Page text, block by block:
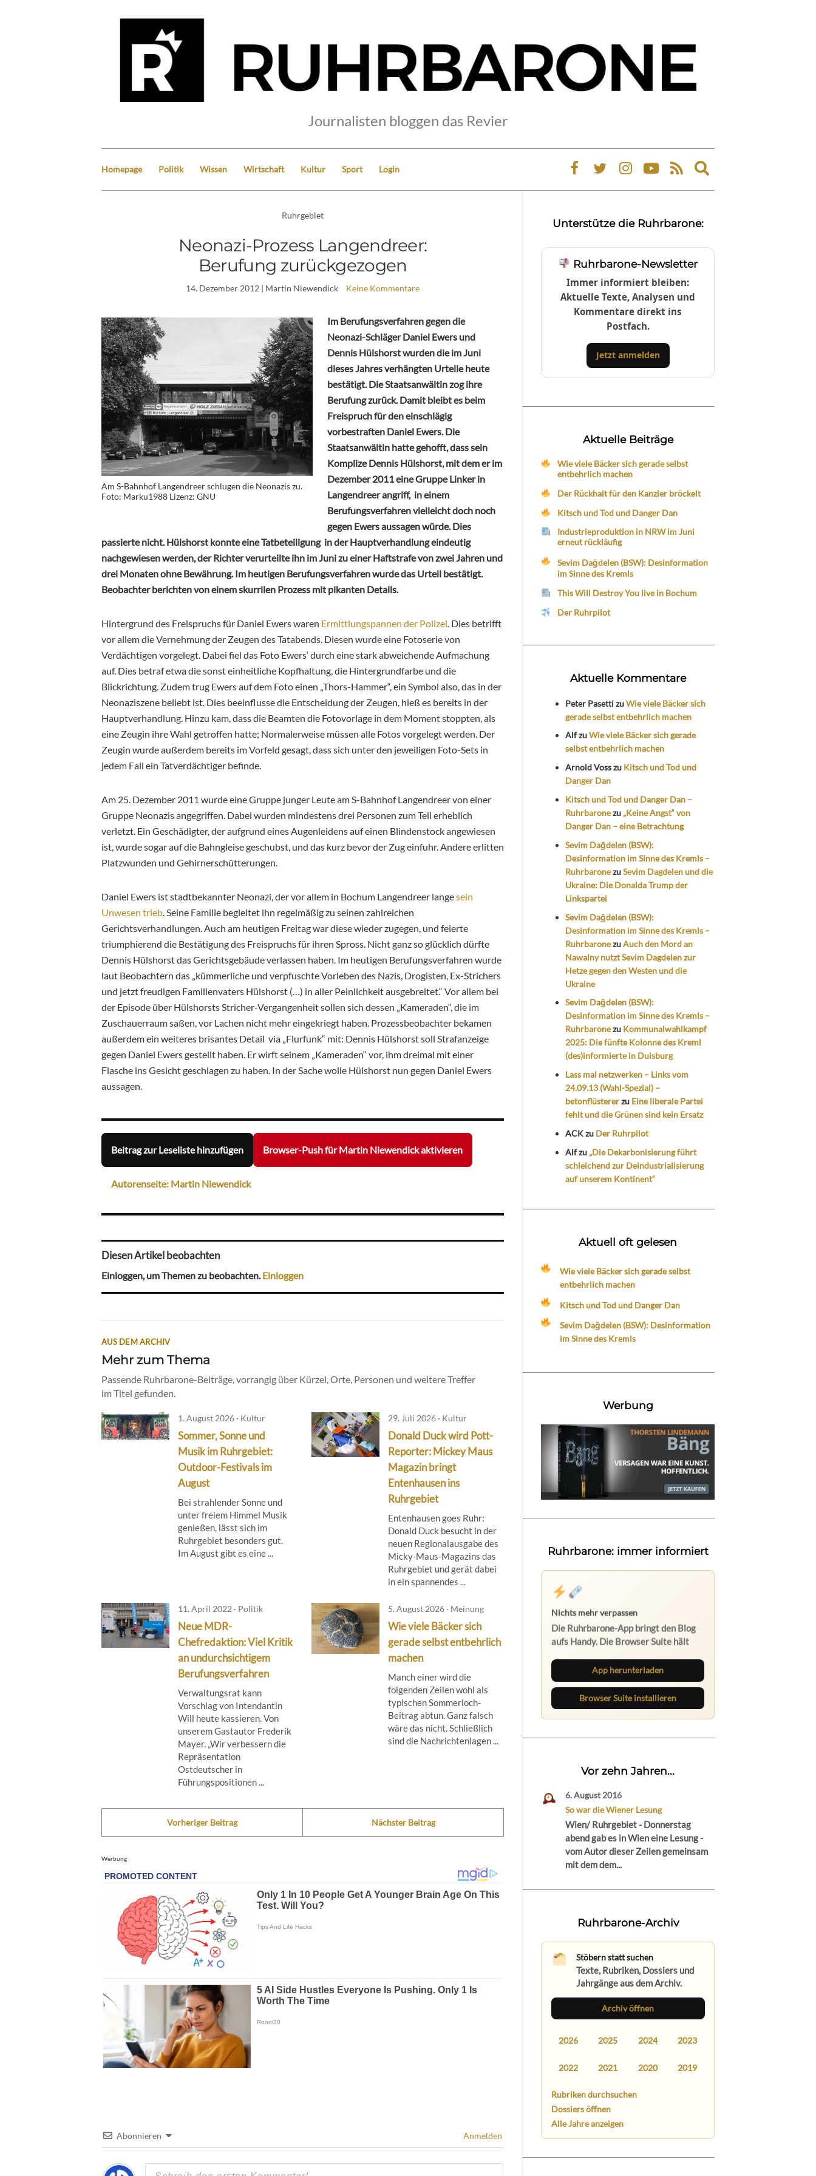
Journalisten bloggen das Revier
Homepage Politik Wissen Wirtschaft Kultur Sport Login
Expand
search
Ruhrgebiet
Neonazi-Prozess Langendreer:
Berufung zurückgezogen
14. Dezember 2012 | Martin Niewendick Keine Kommentare
Am S-Bahnhof Langendreer schlugen die Neonazis zu.
Foto: Marku1988 Lizenz: GNU
Im Berufungsverfahren gegen die
Neonazi-Schläger Daniel Ewers und
Dennis Hülshorst wurden die im Juni
dieses Jahres verhängten Urteile heute
bestätigt. Die Staatsanwältin zog ihre
Berufung zurück. Damit bleibt es beim
Freispruch für den einschlägig
vorbestraften Daniel Ewers. Die
Staatsanwältin hatte gehofft, dass sein
Komplize Dennis Hülshorst, mit dem er im
Dezember 2011 eine Gruppe Linker in
Langendreer angriff, in einem
Berufungsverfahren vielleicht doch noch
gegen Ewers aussagen würde. Dies
passierte nicht. Hülshorst konnte eine Tatbeteiligung in der Hauptverhandlung eindeutig
nachgewiesen werden, der Richter verurteilte ihn im Juni zu einer Haftstrafe von zwei Jahren und
drei Monaten ohne Bewährung. Im heutigen Berufungsverfahren wurde das Urteil bestätigt.
Beobachter berichten von einem skurrilen Prozess mit pikanten Details.
Hintergrund des Freispruchs für Daniel Ewers waren Ermittlungspannen der Polizei . Dies betrifft
vor allem die Vernehmung der Zeugen des Tatabends. Diesen wurde eine Fotoserie von
Verdächtigen vorgelegt. Dabei fiel das Foto Ewers‘ durch eine stark abweichende Aufmachung
auf. Dies betraf etwa die sonst einheitliche Kopfhaltung, die Hintergrundfarbe und die
Blickrichtung. Zudem trug Ewers auf dem Foto einen „Thors-Hammer“, ein Symbol also, das in der
Neonaziszene beliebt ist. Dies beeinflusse die Entscheidung der Zeugen, hieß es bereits in der
Hauptverhandlung. Hinzu kam, dass die Beamten die Fotovorlage in dem Moment stoppten, als
eine Zeugin ihre Wahl getroffen hatte; Normalerweise müssen alle Fotos vorgelegt werden. Der
Zeugin wurde außerdem bereits im Vorfeld gesagt, dass sich unter den jeweiligen Foto-Sets in
jedem Fall ein Tatverdächtiger befinde.
Am 25. Dezember 2011 wurde eine Gruppe junger Leute am S-Bahnhof Langendreer von einer
Gruppe Neonazis angegriffen. Dabei wurden mindestens drei Personen zum Teil erheblich
verletzt. Ein Geschädigter, der aufgrund eines Augenleidens auf einen Blindenstock angewiesen
ist, wurde sogarauf die Bahngleise geschubst, und das kurz bevor der Zug einfuhr. Andere erlitten
Platzwunden und Gehirnerschütterungen.
Daniel Ewers ist stadtbekannter Neonazi, der vor allem in Bochum Langendreer langesein
Unwesen trieb . Seine Familie begleitet ihn regelmäßig zu seinen zahlreichen
Gerichtsverhandlungen. Auch am heutigen Freitag war diese wieder zugegen, und feierte
triumphierend die Bestätigung des Freispruchs für ihren Spross. Nicht ganz so glücklich dürfte
Dennis Hülshorst das Gerichtsgebäude verlassen haben. Im heutigen Berufungsverfahren wurde
laut Beobachtern das „kümmerliche und verpfuschte Vorleben des Nazis, Drogisten, Ex-Strichers
und jetzt freudigen Familienvaters Hülshorst (…) in aller Peinlichkeit ausgebreitet.“ Vor allem bei
der Episode über Hülshorsts Stricher-Vergangenheit sollen sich dessen „Kameraden“, die im
Zuschauerraum saßen, vor Lachen nicht mehr eingekriegt haben. Prozessbeobachter bekamen
außerdem ein weiteres brisantes Detail via „Flurfunk“ mit: Dennis Hülshorst soll Strafanzeige
gegen Daniel Ewers gestellt haben. Er wirft seinem „Kameraden“ vor, ihm dreimal mit einer
Flasche ins Gesicht geschlagen zu haben. In der Sache wolle Hülshorst nun gegen Daniel Ewers
aussagen.
Beitrag zur Leseliste hinzufügen Browser-Push für Martin Niewendick aktivieren
Autorenseite: Martin Niewendick
Diesen Artikel beobachten
Einloggen, um Themen zu beobachten.Einloggen
AUS DEM ARCHIV
Mehr zum Thema
Passende Ruhrbarone-Beiträge, vorrangig über Kürzel, Orte, Personen und weitere Treffer
im Titel gefunden.
1. August 2026 · Kultur
Sommer, Sonne und
Musik im Ruhrgebiet:
Outdoor-Festivals im
August
Bei strahlender Sonne und
unter freiem Himmel Musik
genießen, lässt sich im
Ruhrgebiet besonders gut.
Im August gibt es eine ...
29. Juli 2026 · Kultur
Donald Duck wird Pott-
Reporter: Mickey Maus
Magazin bringt
Entenhausen ins
Ruhrgebiet
Entenhausen goes Ruhr:
Donald Duck besucht in der
neuen Regionalausgabe des
Micky‑Maus‑Magazins das
Ruhrgebiet und gerät dabei
in ein spannendes ...
11. April 2022 · Politik
Neue MDR-
Chefredaktion: Viel Kritik
an undurchsichtigem
Berufungsverfahren
Verwaltungsrat kann
Vorschlag von Intendantin
Will heute kassieren. Von
unserem Gastautor Frederik
Mayer. „Wir verbessern die
Repräsentation
Ostdeutscher in
Führungspositionen ...
5. August 2026 · Meinung
Wie viele Bäcker sich
gerade selbst entbehrlich
machen
Manch einer wird die
folgenden Zeilen wohl als
typischen Sommerloch-
Beitrag abtun. Ganz falsch
wäre das nicht. Schließlich
sind die Nachrichtenlagen ...
Vorheriger Beitrag Nächster Beitrag
Werbung
Abonnieren Anmelden
Unterstütze die Ruhrbarone:
Ruhrbarone-Newsletter
Immer informiert bleiben:
Aktuelle Texte, Analysen und
Kommentare direkt ins
Postfach.
Jetzt anmelden
Aktuelle Beiträge
Wie viele Bäcker sich gerade selbst
entbehrlich machen
Der Rückhalt für den Kanzler bröckelt
Kitsch und Tod und Danger Dan
Industrieproduktion in NRW im Juni
erneut rückläufig
Sevim Dağdelen (BSW): Desinformation
im Sinne des Kremls
This Will Destroy You live in Bochum
Der Ruhrpilot
Aktuelle Kommentare
Peter PasettizuWie viele Bäcker sich
gerade selbst entbehrlich machen
AlfzuWie viele Bäcker sich gerade
selbst entbehrlich machen
Arnold Vosszu Kitsch und Tod und
Danger Dan
Kitsch und Tod und Danger Dan –
Ruhrbaronezu „Keine Angst“ von
Danger Dan – eine Betrachtung
Sevim Dağdelen (BSW):
Desinformation im Sinne des Kremls –
RuhrbaronezuSevim Dagdelen und die
Ukraine: Die Donalda Trump der
Linkspartei
Sevim Dağdelen (BSW):
Desinformation im Sinne des Kremls –
RuhrbaronezuAuch den Mord an
Nawalny nutzt Sevim Dagdelen zur
Hetze gegen den Westen und die
Ukraine
Sevim Dağdelen (BSW):
Desinformation im Sinne des Kremls –
Ruhrbaronezu Kommunalwahlkampf
2025: Die fünfte Kolonne des Kreml
(des)informierte in Duisburg
Lass mal netzwerken – Links vom
24.09.13 (Wahl-Spezial) –
betonflüstererzu Eine liberale Partei
fehlt und die Grünen sind kein Ersatz
ACKzu Der Ruhrpilot
Alfzu „Die Dekarbonisierung führt
schleichend zur Deindustrialisierung
auf unserem Kontinent“
Aktuell oft gelesen
Wie viele Bäcker sich gerade selbst
entbehrlich machen
Kitsch und Tod und Danger Dan
Sevim Dağdelen (BSW): Desinformation
im Sinne des Kremls
Werbung
Ruhrbarone: immer informiert
Nichts mehr verpassen
Die Ruhrbarone-App bringt den Blog
aufs Handy. Die Browser Suite hält
App herunterladen
Browser Suite installieren
Vor zehn Jahren...
6. August 2016
So war die Wiener Lesung
Wien/ Ruhrgebiet - Donnerstag
abend gab es in Wien eine Lesung -
vom Autor dieser Zeilen gemeinsam
mit dem dem...
Ruhrbarone-Archiv
Stöbern statt suchen
Texte, Rubriken, Dossiers und
Jahrgänge aus dem Archiv.
Archiv öffnen
2026 2025 2024 2023
2022 2021 2020 2019
Rubriken durchsuchen
Dossiers öffnen
Alle Jahre anzeigen